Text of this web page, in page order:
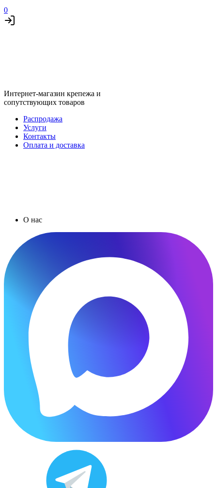
0
Интернет-магазин крепежа и
сопутствующих товаров
Распродажа
Услуги
Контакты
Оплата и доставка
О нас